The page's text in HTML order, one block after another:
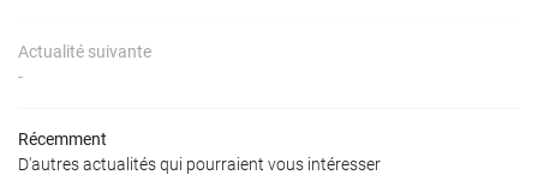
Actualité suivante
-
Récemment
D'autres actualités qui pourraient vous intéresser